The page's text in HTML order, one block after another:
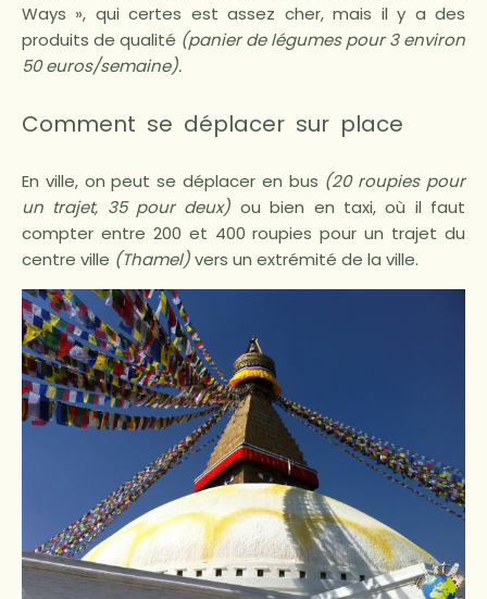
Ways », qui certes est assez cher, mais il y a des
produits de qualité (panier de légumes pour 3 environ
50 euros/semaine).
Comment se déplacer sur place
En ville, on peut se déplacer en bus (20 roupies pour
un trajet, 35 pour deux) ou bien en taxi, où il faut
compter entre 200 et 400 roupies pour un trajet du
centre ville (Thamel)vers un extrémité de la ville.